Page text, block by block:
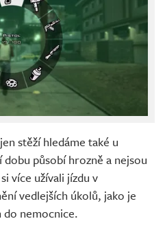
stěží hledáme také u
působí hrozně a nejsou
více užívali jízdu v
vedlejších úkolů, jako je
do nemocnice.